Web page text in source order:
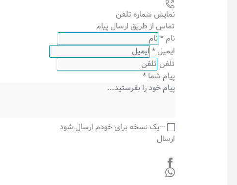
نمایش شماره تلفن
تماس از طریق ارسال پیام
نام*
ایمیل *
تلفن
پیام شما *
---یک نسخه برای خودم ارسال شود
ارسال